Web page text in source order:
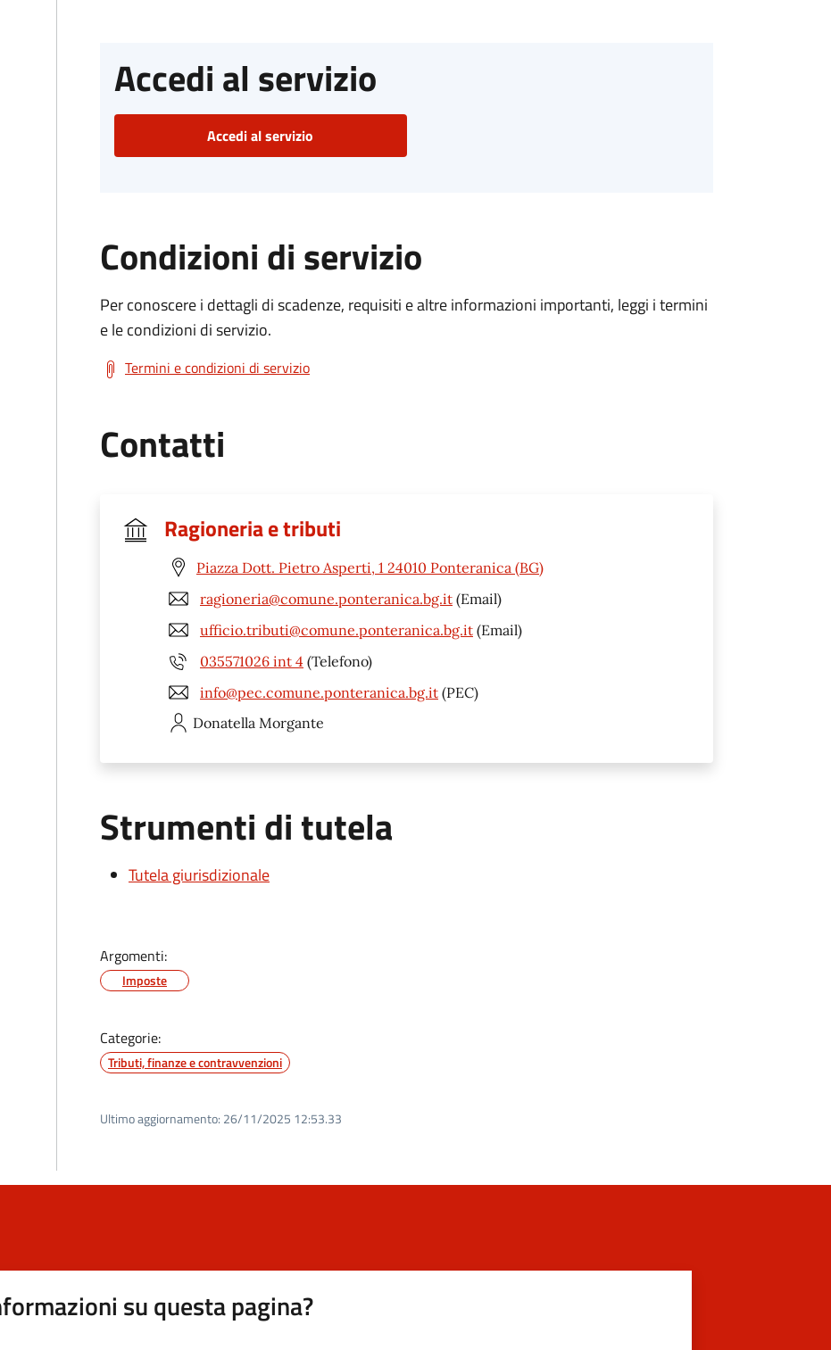
Accedi al servizio
Accedi al servizio
Condizioni di servizio
Per conoscere i dettagli di scadenze, requisiti e altre informazioni importanti, leggi i termini
e le condizioni di servizio.
Termini e condizioni di servizio
Contatti
Ragioneria e tributi
Piazza Dott. Pietro Asperti, 1 24010 Ponteranica (BG)
ragioneria@comune.ponteranica.bg.it (Email)
ufficio.tributi@comune.ponteranica.bg.it (Email)
035571026 int 4 (Telefono)
info@pec.comune.ponteranica.bg.it (PEC)
Donatella Morgante
Strumenti di tutela
Tutela giurisdizionale
Argomenti:
Imposte
Categorie:
Tributi, finanze e contravvenzioni
Ultimo aggiornamento: 26/11/2025 12:53.33
su questa pagina?